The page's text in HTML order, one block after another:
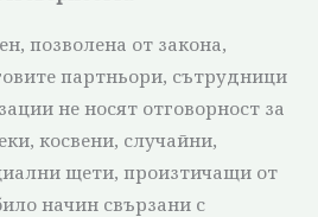
позволена от закона,
партньори, сътрудници
не носят отговорност за
косвени, случайни,
щети, произтичащи от
начин свързани с